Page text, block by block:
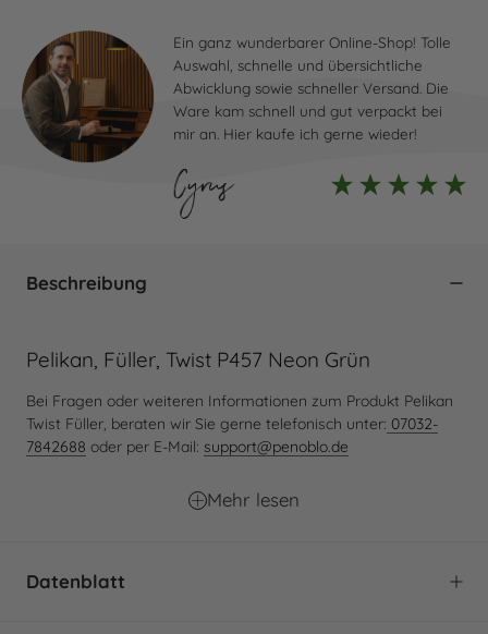
Beschreibung
Pelikan, Füller, Twist P457 Neon Grün
Bei Fragen oder weiteren Informationen zum Produkt Pelikan
Twist Füller, beraten wir Sie gerne telefonisch unter: 07032-
7842688 oder per E-Mail: support@penoblo.de
Mehr lesen
Datenblatt
Ein ganz wunderbarer Online-Shop! Tolle
Auswahl, schnelle und übersichtliche
Abwicklung sowie schneller Versand. Die
Ware kam schnell und gut verpackt bei
mir an. Hier kaufe ich gerne wieder!
Cyrus